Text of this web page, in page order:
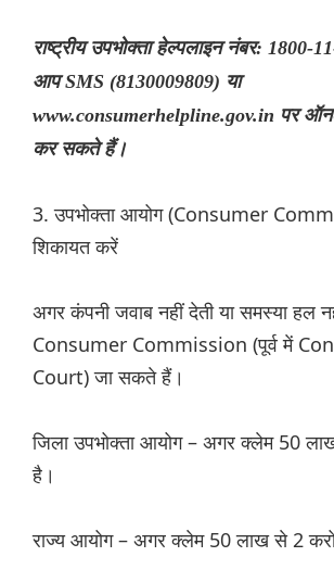
राष्ट्रीय उपभोक्ता हेल्पलाइन नंबर: 1800-
आप SMS (8130009809) या
www.consumerhelpline.gov.in पर
कर सकते हैं।
3. उपभोक्ता आयोग (Consumer
शिकायत करें
अगर कंपनी जवाब नहीं देती या समस्या हल
Consumer Commission (पूर्व में
Court) जा सकते हैं।
जिला उपभोक्ता आयोग – अगर क्लेम 50
है।
राज्य आयोग – अगर क्लेम 50 लाख से 2